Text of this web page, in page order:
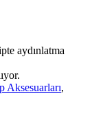
aydınlatma
Aksesuarları,